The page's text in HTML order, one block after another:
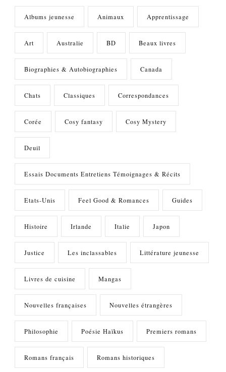
Albums jeunesse Animaux Apprentissage
Art Australie BD Beaux livres
Biographies & Autobiographies Canada
Chats Classiques Correspondances
Corée Cosy fantasy Cosy Mystery
Deuil
Essais Documents Entretiens Témoignages & Récits
Etats-Unis Feel Good & Romances Guides
Histoire Irlande Italie Japon
Justice Les inclassables Littérature jeunesse
Livres de cuisine Mangas
Nouvelles françaises Nouvelles étrangères
Philosophie Poésie Haïkus Premiers romans
Romans français Romans historiques